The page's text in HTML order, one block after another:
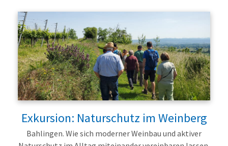
Exkursion: Naturschutz im Weinberg
Bahlingen. Wie sich moderner Weinbau und aktiver